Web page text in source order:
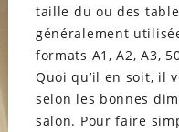
taille du ou des
généralement
formats A1, A2, A3,
Quoi qu’il en soit, il
selon les bonnes
salon. Pour faire